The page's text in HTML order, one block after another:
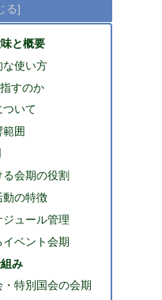
と概要
な使い方
すのか
ついて
囲
会期の役割
動の特徴
ュール管理
ベント会期
み
特別国会の会期